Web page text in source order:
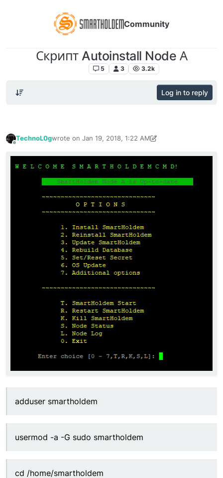
Community
Скрипт Autoinstall Node А
5 3 3.2k
Log in to reply
TechnoL0gwrote on Jan 19, 2018, 1:22 AM
last edited by TechnoL0gJan 24, 2018, 11:06 PM
adduser smartholdem
usermod -a -G sudo smartholdem
cd /home/smartholdem